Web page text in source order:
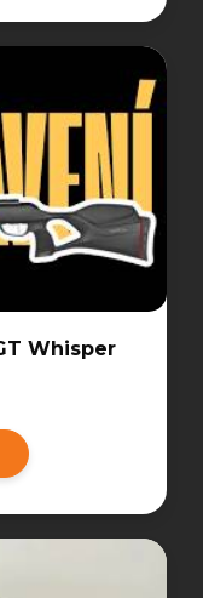
Whisper